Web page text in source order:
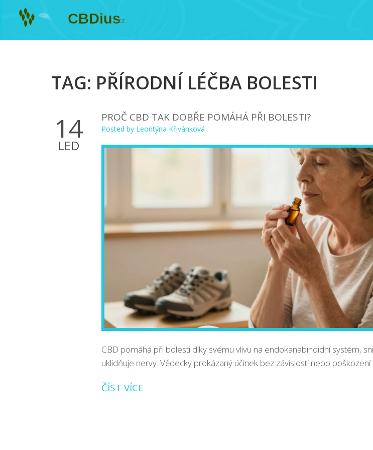
TAG: PŘÍRODNÍ LÉČBA BOLESTI
14
LED
PROČ CBD TAK DOBŘE POMÁHÁ PŘI BOLESTI?
Posted by Leontýna Křivánková
CBD pomáhá při bolesti díky svému vlivu na endokanabinoidní systém,
uklidňuje nervy. Vědecky prokázaný účinek bez závislosti nebo poškození
ČÍST VÍCE